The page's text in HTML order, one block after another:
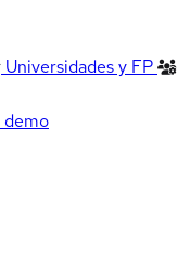
Universidades y FP
demo